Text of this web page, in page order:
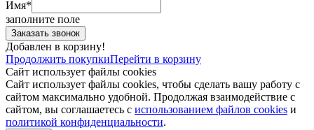
Имя*
заполните поле
Добавлен в корзину!
Продолжить покупкиПерейти в корзину
Сайт использует файлы cookies
Сайт использует файлы cookies, чтобы сделать вашу работу с
сайтом максимально удобной. Продолжая взаимодействие с
сайтом, вы соглашаетесь с использованием файлов cookies и
политикой конфиденциальности.